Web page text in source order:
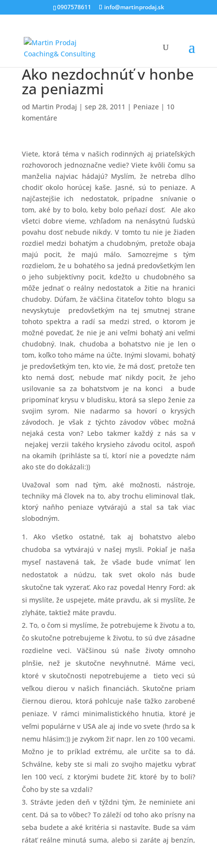
0907578611 info@martinprodaj.sk
Ako nezdochnúť v honbe
za peniazmi
od Martin Prodaj | sep 28, 2011 | Peniaze| 10
komentáre
Viete, ktorá téma v našich rodinných aj priateľských
rozhovoroch jednoznačne vedie? Viete kvôli čomu sa
manželia najviac hádajú? Myslím, že netreba dlho
chodiť okolo horúcej kaše. Jasné, sú to peniaze. A
najčastejšie ich nedostatok, prípadne snívanie o
tom, aké by to bolo, keby bolo peňazí dosť. Ale ako
všetci dobre vieme, vzhľadom na nenásytnú ľudskú
povahu dosť nebude nikdy. V tomto tu nie je žiaden
rozdiel medzi bohatým a chudobným, pretože obaja
majú pocit, že majú málo. Samozrejme s tým
rozdielom, že u bohatého sa jedná predovšetkým len
o jeho subjektívny pocit, kdežto u chudobného sa
môže jednať o reálny nedostatok a žitie na hranici
chudoby. Dúfam, že väčšina čitateľov tohto blogu sa
nevyskytuje predovšetkým na tej smutnej strane
tohoto spektra a radí sa medzi stred, o ktorom je
možné povedať, že nie je ani veľmi bohatý ani veľmi
chudobný. Inak, chudoba a bohatstvo nie je len o
tom, koľko toho máme na účte. Inými slovami, bohatý
je predovšetkým ten, kto vie, že má dosť, pretože ten
kto nemá dosť, nebude mať nikdy pocit, že jeho
usilovanie sa za bohatstvom je na konci a bude
pripomínať krysu v bludisku, ktorá sa slepo ženie za
svojim syrom. Nie nadarmo sa hovorí o krysých
závodoch. Je však z týchto závodov vôbec možná
nejaká cesta von? Lebo takmer každý z nás sa v
nejakej verzii takého krysieho závodu ocitol, aspoň
na okamih (prihláste sa tí, ktorí nie a povedzte nám
ako ste do dokázali:))
Uvažoval som nad tým, aké možnosti, nástroje,
techniky má človek na to, aby trochu eliminoval tlak,
ktorý naňho peniaze vytvárajú a stal sa tak viac
slobodným.
Ako všetko ostatné, tak aj bohatstvo alebo
chudoba sa vytvárajú v našej mysli. Pokiaľ je naša
myseľ nastavená tak, že všade bude vnímať len
nedostatok a núdzu, tak svet okolo nás bude
skutočne tak vyzerať. Ako raz povedal Henry Ford: ak
si myslíte, že uspejete, máte pravdu, ak si myslíte, že
zlyháte, taktiež máte pravdu.
To, o čom si myslíme, že potrebujeme k životu a to,
čo skutočne potrebujeme k životu, to sú dve zásadne
rozdielne veci. Väčšinou sú naše životy omnoho
plnšie, než je skutočne nevyhnutné. Máme veci,
ktoré v skutočnosti nepotrebujeme a tieto veci sú
veľkou dierou v našich financiách. Skutočne priam
čiernou dierou, ktorá pohlcuje naše ťažko zarobené
peniaze. V rámci minimalistického hnutia, ktoré je
veľmi populárne v USA ale aj inde vo svete (hrdo sa k
nemu hlásim:)) je zvykom žiť napr. len zo 100 vecami.
Možno je to príklad extrému, ale určite sa to dá.
Schválne, keby ste si mali zo svojho majetku vybrať
len 100 vecí, z ktorými budete žiť, ktoré by to boli?
Čoho by ste sa vzdali?
Strávte jeden deň v týždni tým, že neminiete ani
cent. Dá sa to vôbec? To záleží od toho ako prísny na
seba budete a aké kritéria si nastavíte. Bude sa vám
rátať reálne minutá suma, alebo si zaráte aj benzín,